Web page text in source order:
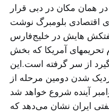
آگوست در همان مکان در دبی قرار
اقتصادی بلومبرگ نوشت
هایش در خلیج‌فارس
تحریمهای آمریکا که بخش
از سر گرفته است.این
شدن دومین مرحله از
آینده شروع خواهد شد
ایران نشان می‌دهد که